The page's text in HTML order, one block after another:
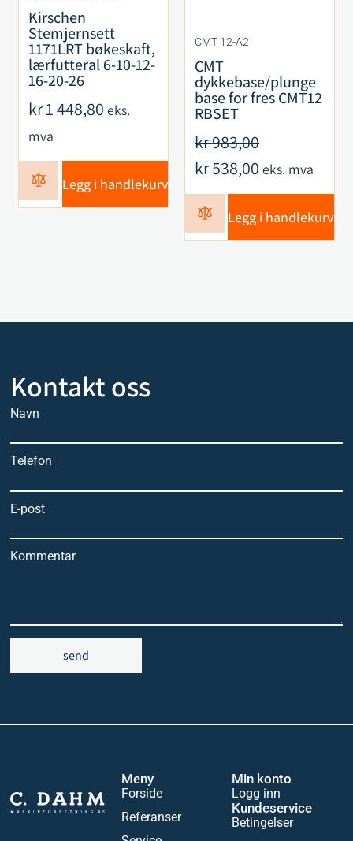
Kirschen
Stemjernsett
1171LRT bøkeskaft,
lærfutteral 6-10-12-
16-20-26
kr1 448,80 eks.
mva
Legg i handlekurv
CMT 12-A2
CMT
dykkebase/plunge
base for fres CMT12
RBSET
kr983,00
kr538,00 eks. mva
Legg i handlekurv
Kontakt oss
Navn
Telefon
E-post
Kommentar
send
Meny
Forside
Referanser
Min konto
Logg inn
Kundeservice
Betingelser